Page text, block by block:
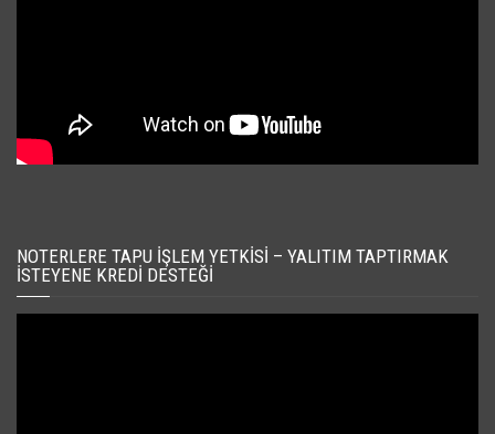
NOTERLERE TAPU İŞLEM YETKISI – YALITIM TAPTIRMAK
İSTEYENE KREDI DESTEĞI